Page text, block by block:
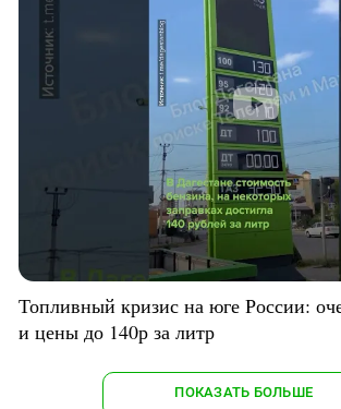
Топливный кризис на юге России:
и цены до 140р за литр
ПОКАЗАТЬ БОЛЬШЕ